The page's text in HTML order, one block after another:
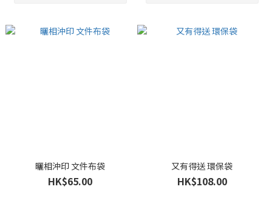
曬相沖印 文件布袋
HK$65.00
又有得送 環保袋
HK$108.00